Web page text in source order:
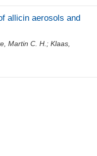
allicin aerosols and
Martin C. H. ;Klaas,